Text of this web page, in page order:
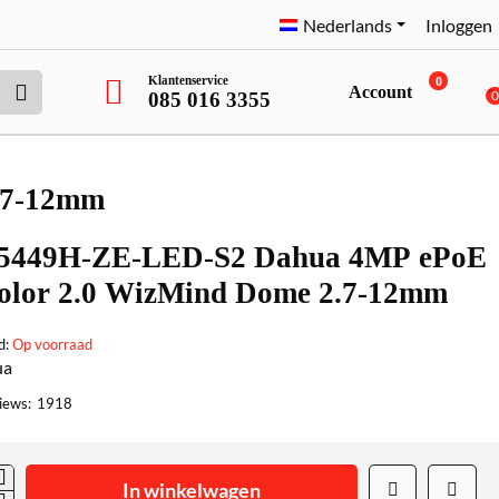
Nederlands Inloggen
Klantenservice
085 016 3355 Account
0
0
12mm
ZE-LED-S2 Dahua 4MP ePoE
2.0 WizMind Dome 2.7-12mm
Op voorraad
1918
In winkelwagen